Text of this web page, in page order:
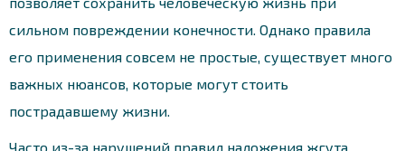
сильном повреждении конечности. Однако правила
его применения совсем не простые, существует много
важных нюансов, которые могут стоить
пострадавшему жизни.
Часто из-за нарушений правил наложения жгута